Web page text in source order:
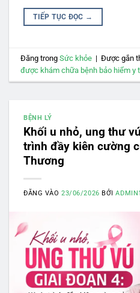
TIẾP TỤC ĐỌC →
Đăng trongSức khỏe | Được gắn
được khám chữa bệnh bảo hiểm y
BỆNH LÝ
Khối u nhỏ, ung thư
trình đầy kiên cường
Thương
ĐĂNG VÀO23/06/2026 BỞIADMIN1